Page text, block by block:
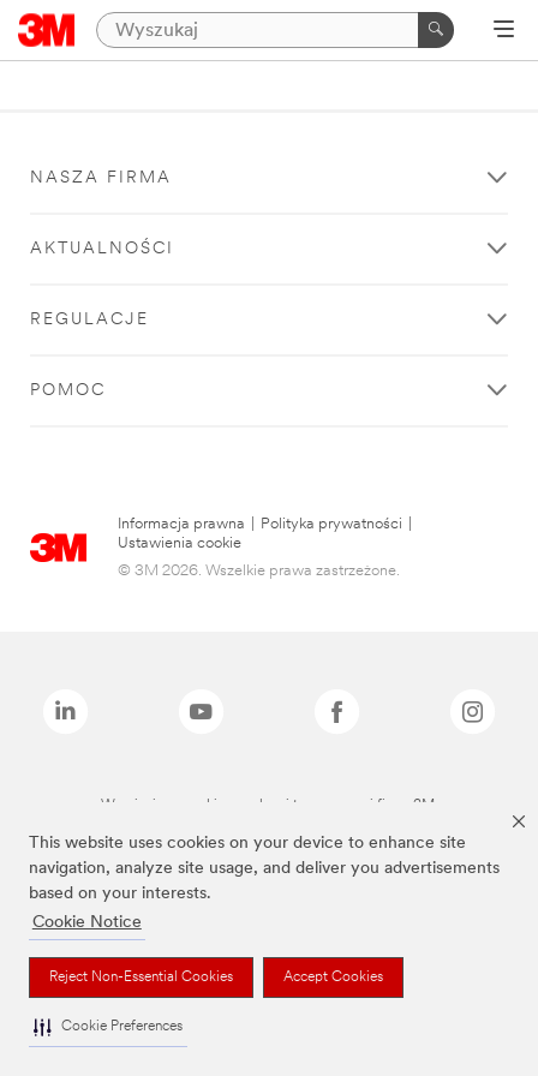
This website uses cookies on your device to enhance site
navigation, analyze site usage, and deliver you advertisements
based on your interests.
Cookie Notice
Reject Non-Essential Cookies Accept Cookies
Cookie Preferences
NASZA FIRMA
AKTUALNOŚCI
REGULACJE
POMOC
Informacja prawna Polityka prywatności
Ustawienia cookie
© 3M 2026. Wszelkie prawa zastrzeżone.
Wymienione marki są znakami towarowymi firmy 3M.